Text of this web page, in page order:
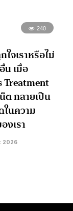
240
จเราหรือไม่
น เมื่อ
Treatment
ต กลายเป็น
นความ
งเรา